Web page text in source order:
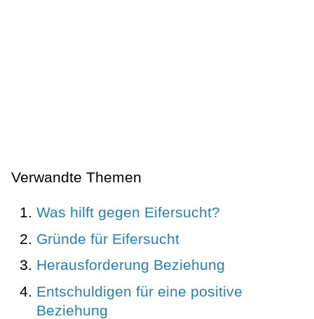
Verwandte Themen
Was hilft gegen Eifersucht?
Gründe für Eifersucht
Herausforderung Beziehung
Entschuldigen für eine positive
Beziehung